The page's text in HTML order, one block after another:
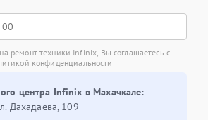
ремонт техники Infinix, Вы соглашаетесь с
конфиденциальности
центра Infinix в Махачкале:
Дахадаева, 109